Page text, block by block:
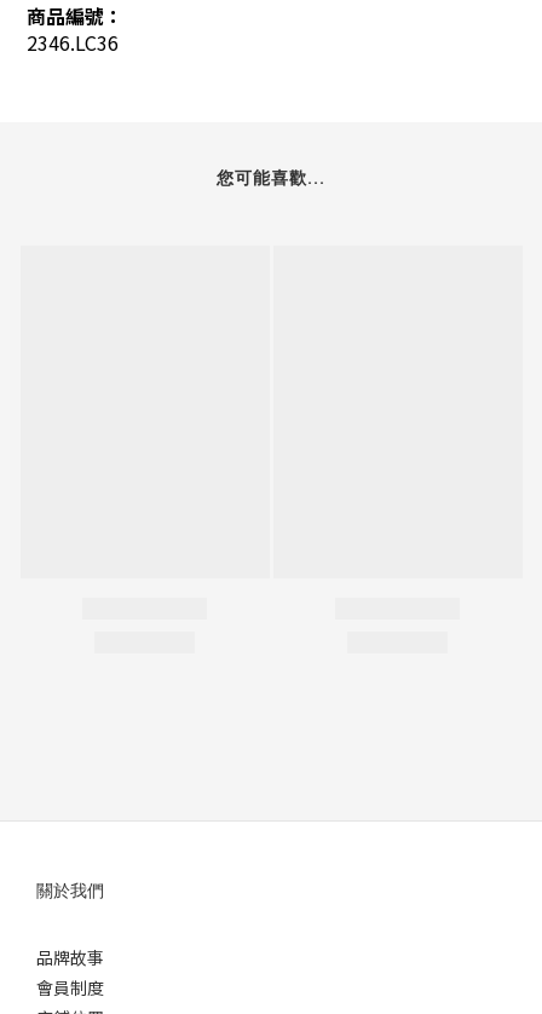
商品編號：
2346.LC36
您可能喜歡...
關於我們
品牌故事
會員制度